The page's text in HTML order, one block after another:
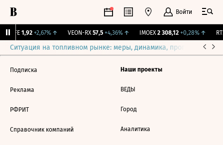
Войти
LIFE 1,92 +2,67%↑ VEON-RX 57,5 +4,36%↑ IMOEX 2 308,12 +0,28%↑
Ситуация на топливном рынке: меры, динамика, прогнозы
Подписка
Реклама
РФРИТ
Справочник компаний
Наши проекты
ВЕДЫ
Город
Аналитика